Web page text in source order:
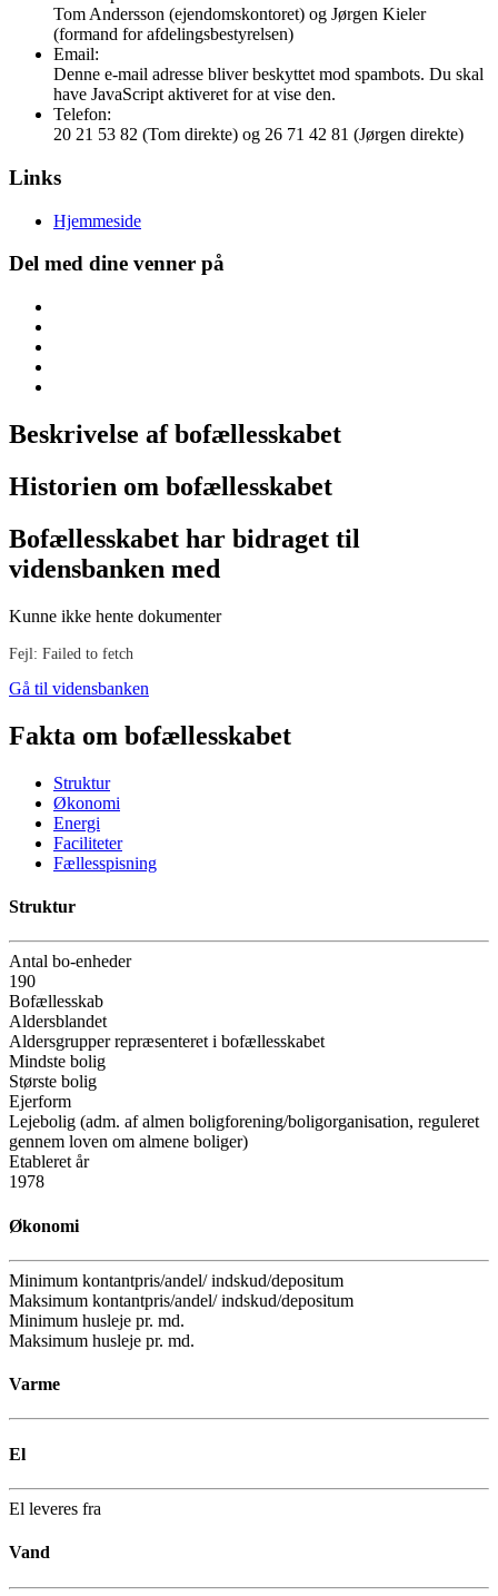
Tom Andersson (ejendomskontoret) og Jørgen Kieler
(formand for afdelingsbestyrelsen)
Email:
Denne e-mail adresse bliver beskyttet mod spambots. Du skal
have JavaScript aktiveret for at vise den.
Telefon:
20 21 53 82 (Tom direkte) og 26 71 42 81 (Jørgen direkte)
Links
Hjemmeside
Del med dine venner på
Beskrivelse af bofællesskabet
Historien om bofællesskabet
Bofællesskabet har bidraget til
vidensbanken med
Kunne ikke hente dokumenter
Fejl: Failed to fetch
Gå til vidensbanken
Fakta om bofællesskabet
Struktur
Økonomi
Energi
Faciliteter
Fællesspisning
Struktur
Antal bo-enheder
190
Bofællesskab
Aldersblandet
Aldersgrupper repræsenteret i bofællesskabet
Mindste bolig
Største bolig
Ejerform
Lejebolig (adm. af almen boligforening/boligorganisation, reguleret
gennem loven om almene boliger)
Etableret år
1978
Økonomi
Minimum kontantpris/andel/ indskud/depositum
Maksimum kontantpris/andel/ indskud/depositum
Minimum husleje pr. md.
Maksimum husleje pr. md.
Varme
El
El leveres fra
Vand